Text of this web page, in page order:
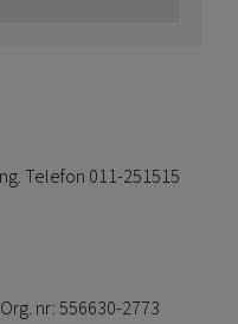
Telefon 011-251515
nr: 556630-2773